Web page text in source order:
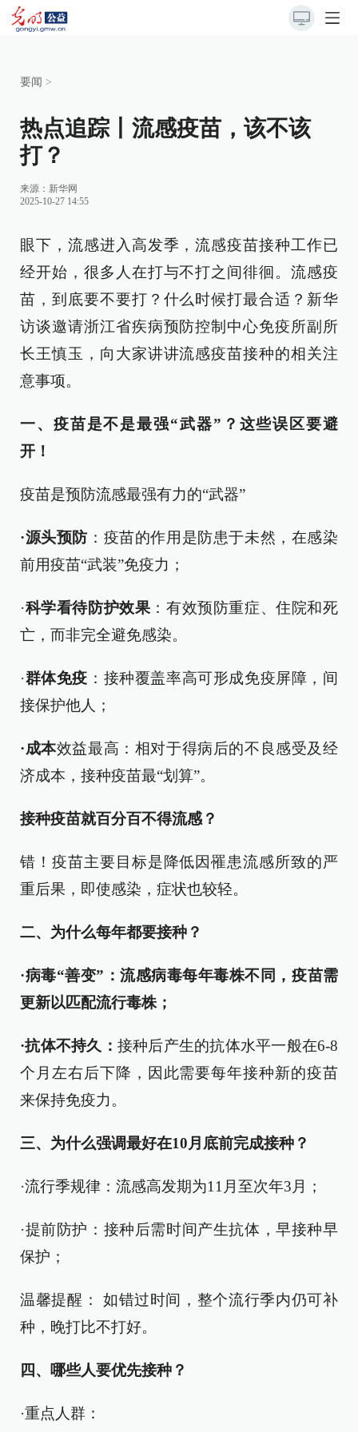
要闻 >
热点追踪丨流感疫苗，该不该
打？
来源： 新华网
2025-10-27 14:55
眼下，流感进入高发季，流感疫苗接种工作已
经开始，很多人在打与不打之间徘徊。流感疫
苗，到底要不要打？什么时候打最合适？新华
访谈邀请浙江省疾病预防控制中心免疫所副所
长王慎玉，向大家讲讲流感疫苗接种的相关注
意事项。
一、 疫苗是不是最强“武器”？这些误区要避
开！
疫苗是预防流感最强有力的“武器”
·源头预防 ：疫苗的作用是防患于未然，在感染
前用疫苗“武装”免疫力；
·科学看待防护效果 ：有效预防重症、住院和死
亡，而非完全避免感染。
·群体免疫 ：接种覆盖率高可形成免疫屏障，间
接保护他人；
·成本效益最高：相对于得病后的不良感受及经
济成本，接种疫苗最“划算”。
接种疫苗就百分百不得流感？
错！疫苗主要目标是降低因罹患流感所致的严
重后果，即使感染，症状也较轻。
二、 为什么每年都要接种？
·病毒“善变” ：流感病毒每年毒株不同，疫苗需
更新以匹配流行毒株 ；
·抗体不持久： 接种后产生的抗体水平一般在6-8
个月左右后下降，因此需要每年接种新的疫苗
来保持免疫力。
三、 为什么强调最好在10月底前完成接种？
·流行季规律：流感高发期为11月至次年3月；
·提前防护：接种后需时间产生抗体，早接种早
保护；
温馨提醒： 如错过时间，整个流行季内仍可补
种，晚打比不打好。
四、哪些人要优先接种？
·重点人群：